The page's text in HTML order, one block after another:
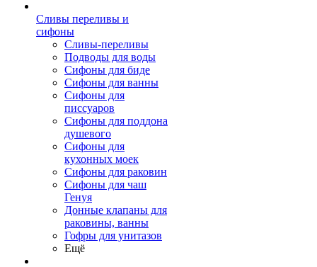
Сливы переливы и
сифоны
Сливы-переливы
Подводы для воды
Сифоны для биде
Сифоны для ванны
Сифоны для
писсуаров
Сифоны для поддона
душевого
Сифоны для
кухонных моек
Сифоны для раковин
Сифоны для чаш
Генуя
Донные клапаны для
раковины, ванны
Гофры для унитазов
Ещё